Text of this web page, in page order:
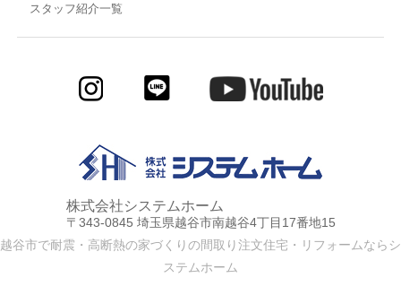
スタッフ紹介一覧
株式会社システムホーム
〒343-0845 埼玉県越谷市南越谷4丁目17番地15
越谷市で耐震・高断熱の家づくりの間取り注文住宅・リフォームならシ
ステムホーム